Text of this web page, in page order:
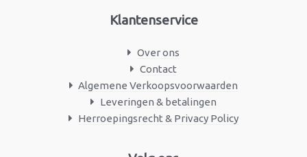
Klantenservice
Over ons
Contact
Algemene Verkoopsvoorwaarden
Leveringen & betalingen
Herroepingsrecht & Privacy Policy
Facebook